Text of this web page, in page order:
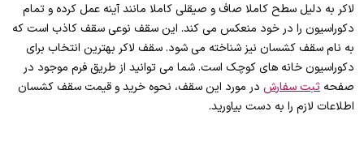
لاکر به دلیل سطح کاملا صاف و صیقلی کاملا مانند آینه عمل کرده و تمام
دکوراسیون را در خود منعکس می کند. این سقف نوعی سقف کاذب است که
به نام سقف کشسان نیز شناخته می شود. سقف لاکر بهترین انتخاب برای
دکوراسیون خانه های کوچک است. شما می توانید از طریق فرم موجود در
صفحه ثبت سفارش در مورد این سقف، نحوه خرید و قیمت سقف کشسان
اطلاعات لازم را به دست بیاورید.